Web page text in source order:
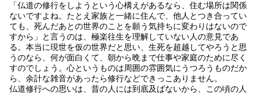
「仏道の修行をしようという心構えがあるなら、住む場所は関係
ないですよね。たとえ家族と一緒に住んで、他人とつき合ってい
ても、死んだあとの世界のことを願う気持ちに変わりはないので
すから」と言うのは、極楽往生を理解していない人の意見であ
る。本当に現世を仮の世界だと思い、生死を超越してやろうと思
うのなら、何が面白くて、朝から晩まで仕事や家庭のために尽く
すのでしょう。心というものは周囲の雰囲気にうつろうものだか
ら、余計な雑音があったら修行などできっこありません。
仏道修行への思いは、昔の人には到底及ばないから、この頃の人